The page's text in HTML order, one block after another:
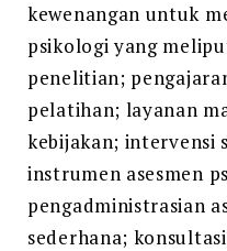
kewenangan untuk
psikologi yang
penelitian;
pelatihan; layanan
kebijakan; intervensi
instrumen asesmen
pengadministrasian
sederhana;